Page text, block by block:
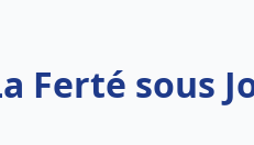
Ferté sous